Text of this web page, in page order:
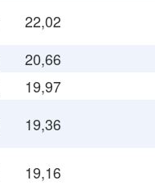
22,02
20,66
19,97
19,36
19,16